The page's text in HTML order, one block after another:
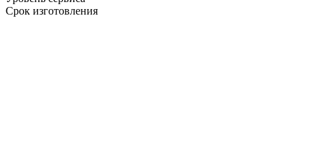
Срок изготовления